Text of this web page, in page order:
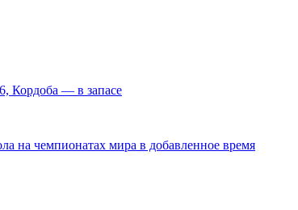
Кордоба — в запасе
на чемпионатах мира в добавленное время